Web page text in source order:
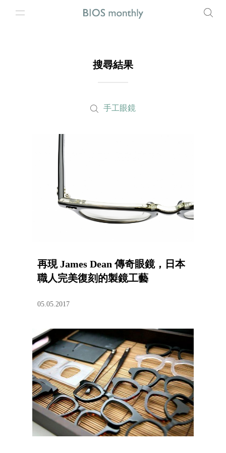
搜尋結果
手工眼鏡
再現 James Dean 傳奇眼鏡，日本
職人完美復刻的製鏡工藝
05.05.2017